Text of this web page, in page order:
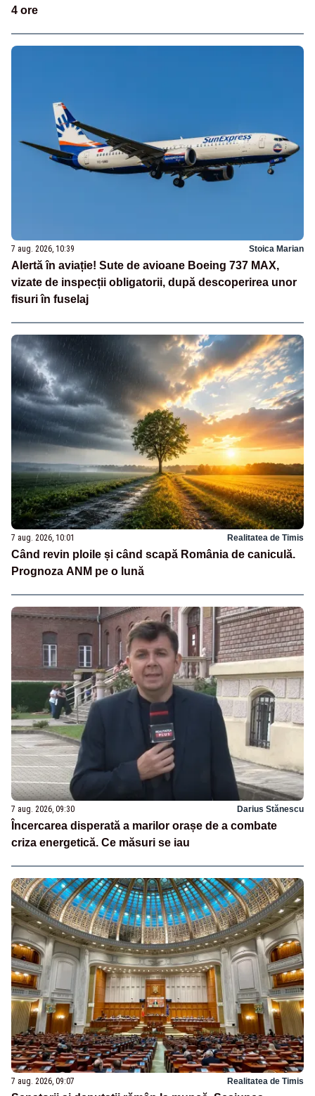
4 ore
7 aug. 2026, 10:39 Stoica Marian
Alertă în aviație! Sute de avioane Boeing 737 MAX,
vizate de inspecții obligatorii, după descoperirea unor
fisuri în fuselaj
7 aug. 2026, 10:01 Realitatea de Timis
Când revin ploile și când scapă România de caniculă.
Prognoza ANM pe o lună
7 aug. 2026, 09:30 Darius Stănescu
Încercarea disperată a marilor orașe de a combate
criza energetică. Ce măsuri se iau
7 aug. 2026, 09:07 Realitatea de Timis